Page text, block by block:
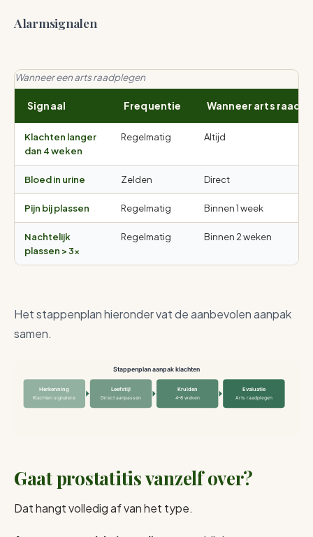
Alarmsignalen
Wanneer een arts raadplegen
Signaal Frequentie Wanneer arts
Klachten langer
dan 4 weken
Regelmatig Altijd
Bloed in urine Zelden Direct
Pijn bij plassen Regelmatig Binnen 1 week
Nachtelijk
plassen > 3×
Regelmatig Binnen 2 weken
Het stappenplan hieronder vat de aanbevolen aanpak
samen.
Stappenplan aanpak klachten
Herkenning
Klachten signalere
Leefstijl
Direct aanpassen
Kruiden
4–8 weken
Evaluatie
Arts raadplegen
Gaat prostatitis vanzelf over?
Dat hangt volledig af van het type.